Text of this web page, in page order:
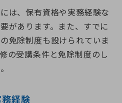
は、保有資格や実務経験な
があります。また、すでに
免除制度も設けられていま
の受講条件と免除制度のし
経験